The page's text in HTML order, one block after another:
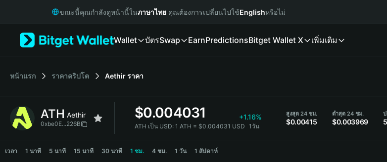
Русский
Italiano
简体中文
繁體中文
Bahasa Indonesia
ขณะนี้คุณกำลังดูหน้านี้ในภาษาไทย คุณต้องการเปลี่ยนไปใช้Englishหรือไม่
Wallet บัตรSwap EarnPredictionsBitget Wallet X เพิ่มเติม
หน้าแรก ราคาคริปโต Aethirราคา
ATH Aethir
0xbe0E...226B
$0.004031 +1.16%
ATH เป็น USD: 1 ATH = $0.004031 USD 1วัน
สูงสุด 24 ชม.
$0.00415
ต่ำสุด 24 ชม.
$0.003969
ATH Price Chart
เวลา 1 นาที 5 นาที 15 นาที 30 นาที 1 ชม. 4 ชม. 1 วัน 1 สัปดาห์